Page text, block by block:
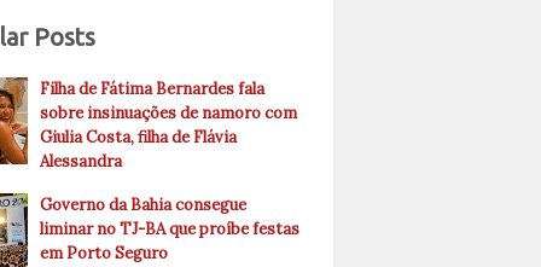
Posts
Filha de Fátima Bernardes fala
sobre insinuações de namoro com
Giulia Costa, filha de Flávia
Alessandra
Governo da Bahia consegue
liminar no TJ-BA que proíbe festas
em Porto Seguro